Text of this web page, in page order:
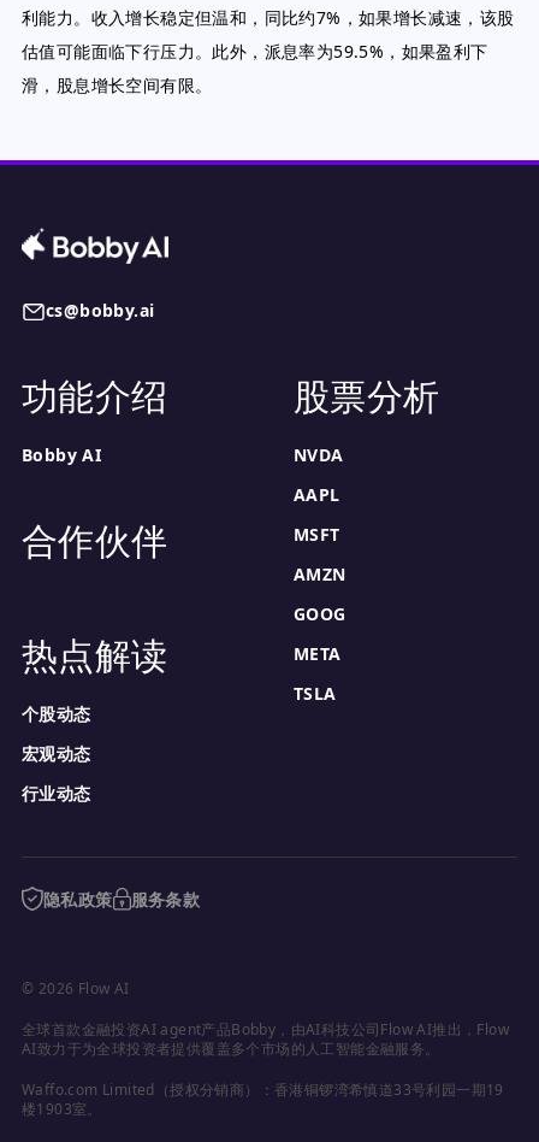
利能力。收入增长稳定但温和，同比约7%，如果增长减速，该股
估值可能面临下行压力。此外，派息率为59.5%，如果盈利下
滑，股息增长空间有限。
cs@bobby.ai
功能介绍
Bobby AI
合作伙伴
热点解读
个股动态
宏观动态
行业动态
股票分析
NVDA
AAPL
MSFT
AMZN
GOOG
META
TSLA
隐私政策 服务条款
© 2026 Flow AI
全球首款金融投资AI agent产品Bobby，由AI科技公司Flow AI推出，Flow
AI致力于为全球投资者提供覆盖多个市场的人工智能金融服务。
Waffo.com Limited（授权分销商）：香港铜锣湾希慎道33号利园一期19
楼1903室。